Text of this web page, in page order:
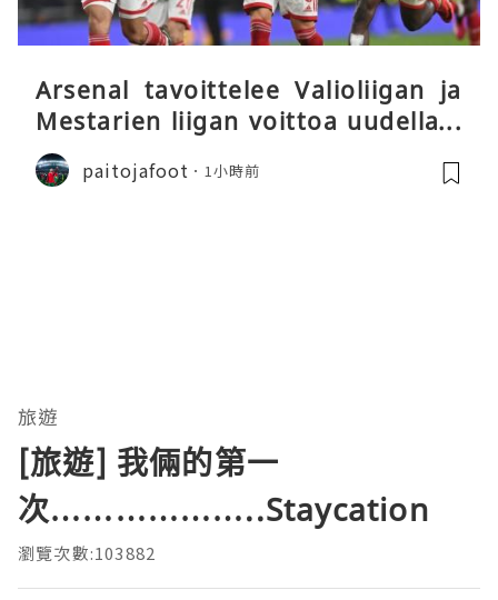
Arsenal tavoittelee Valioliigan ja
Mestarien liigan voittoa uudella k
audella
paitojafoot 1小時前
旅遊
[旅遊] 我倆的第一
次………………..Staycation
瀏覽次數:103882